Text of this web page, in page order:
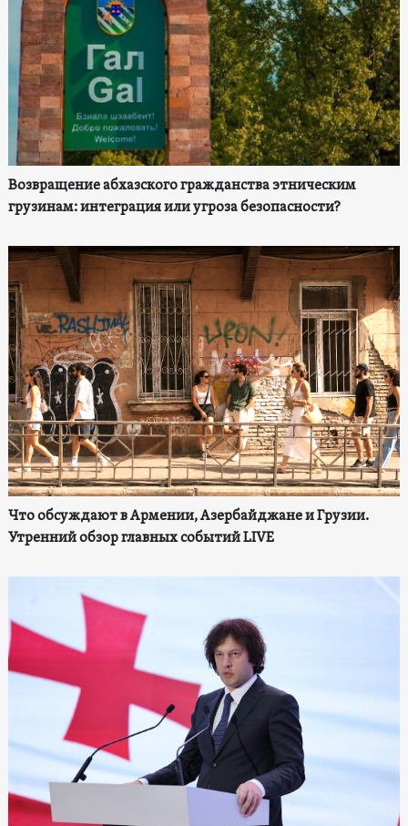
Возвращение абхазского гражданства этническим
грузинам: интеграция или угроза безопасности?
Что обсуждают в Армении, Азербайджане и Грузии.
Утренний обзор главных событий LIVE